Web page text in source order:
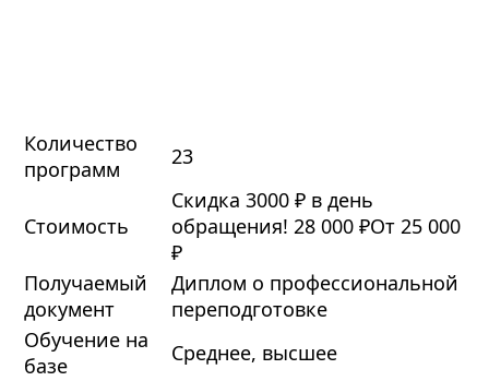
Количество
программ
23
Стоимость
Скидка 3000 ₽ в день
обращения! 28 000 ₽От 25 000
₽
Получаемый
документ
Диплом о профессиональной
переподготовке
Обучение на
базе
Среднее, высшее